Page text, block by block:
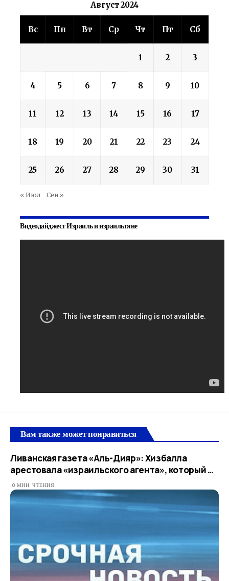
Август 2024
Вс Пн Вт Ср Чт Пт Сб
1 2 3
4 5 6 7 8 9 10
11 12 13 14 15 16 17
18 19 20 21 22 23 24
25 26 27 28 29 30 31
« Июл Сен »
Видеодайджест Израиль и израильтяне
Вам также может понравиться
Ливанская газета «Аль-Дияр»: Хизбалла
арестовала «израильского агента», который …​
0 МИН. ЧТЕНИЯ